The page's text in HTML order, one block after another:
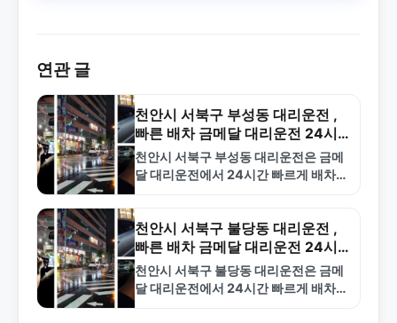
연관 글
천안시 서북구 부성동 대리운전 ,
빠른 배차 금메달 대리운전 24시
간 전화 상담
천안시 서북구 부성동 대리운전은 금메
달 대리운전에서 24시간 빠르게 배차해
4774로 즉시 상담하세요.
천안시 서북구 불당동 대리운전 ,
빠른 배차 금메달 대리운전 24시
간 운영
천안시 서북구 불당동 대리운전은 금메
달 대리운전에서 24시간 빠르게 배차해